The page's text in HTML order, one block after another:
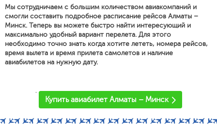
Мы сотрудничаем с большим количеством авиакомпаний и
смогли составить подробное расписание рейсов Алматы –
Минск. Теперь вы можете быстро найти интересующий и
максимально удобный вариант перелета. Для этого
необходимо точно знать когда хотите лететь, номера рейсов,
время вылета и время прилета самолетов и наличие
авиабилетов на нужную дату.
'
Купить авиабилет Алматы – Минск